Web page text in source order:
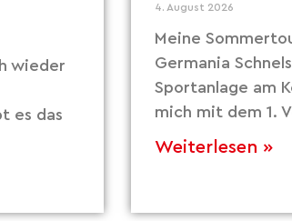
wieder
es das
4. August 2026
Meine
Germania
Sportanlage am
mich mit dem 1.
Weiterlesen »